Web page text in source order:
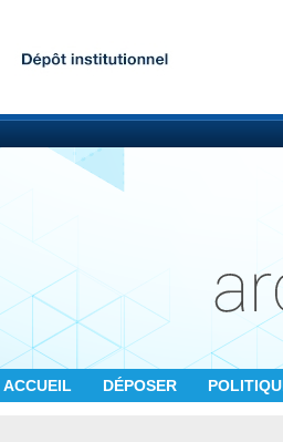
ACCUEIL DÉPOSER